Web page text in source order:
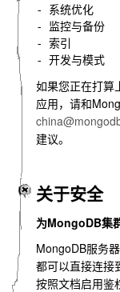
- 系统优化
- 监控与备份
- 索引
如果您正在打算
应用，请和
建议。
关于安全
为MongoDB集
MongoDB服务
都可以直接连接
按照文档启用鉴